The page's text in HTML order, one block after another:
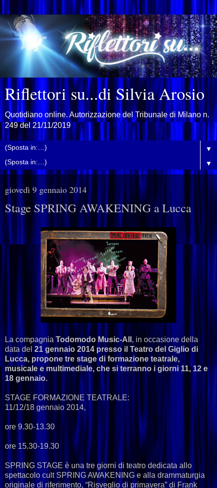
Riflettori su...di Silvia Arosio
Quotidiano online. Autorizzazione del Tribunale di Milano n.
249 del 21/11/2019
▼
▼
giovedì 9 gennaio 2014
Stage SPRING AWAKENING a Lucca
La compagnia Todomodo Music-All , in occasione della
data del 21 gennaio 2014 presso il Teatro del Giglio di
Lucca, propone tre stage di formazione teatrale,
musicale e multimediale, che si terranno i giorni 11, 12 e
18 gennaio.
STAGE FORMAZIONE TEATRALE:
11/12/18 gennaio 2014,
ore 9.30-13.30
ore 15.30-19.30
SPRING STAGE è una tre giorni di teatro dedicata allo
spettacolo cult SPRING AWAKENING e alla drammaturgia
originale di riferimento, “Risveglio di primavera” di Frank